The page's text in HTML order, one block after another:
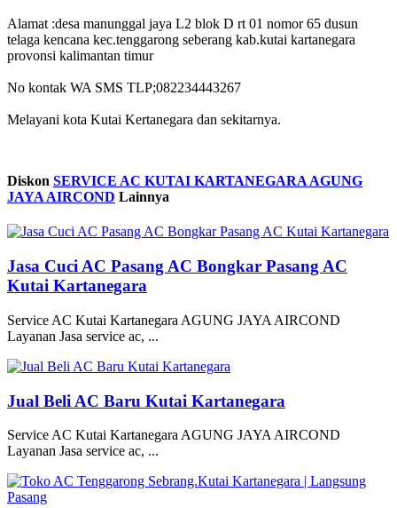
Alamat :desa manunggal jaya L2 blok D rt 01 nomor 65 dusun
telaga kencana kec.tenggarong seberang kab.kutai kartanegara
provonsi kalimantan timur
No kontak WA SMS TLP;082234443267
Melayani kota Kutai Kertanegara dan sekitarnya.
Diskon SERVICE AC KUTAI KARTANEGARA AGUNG
JAYA AIRCOND Lainnya
Jasa Cuci AC Pasang AC Bongkar Pasang AC
Kutai Kartanegara
Service AC Kutai Kartanegara AGUNG JAYA AIRCOND
Layanan Jasa service ac, ...
Jual Beli AC Baru Kutai Kartanegara
Service AC Kutai Kartanegara AGUNG JAYA AIRCOND
Layanan Jasa service ac, ...